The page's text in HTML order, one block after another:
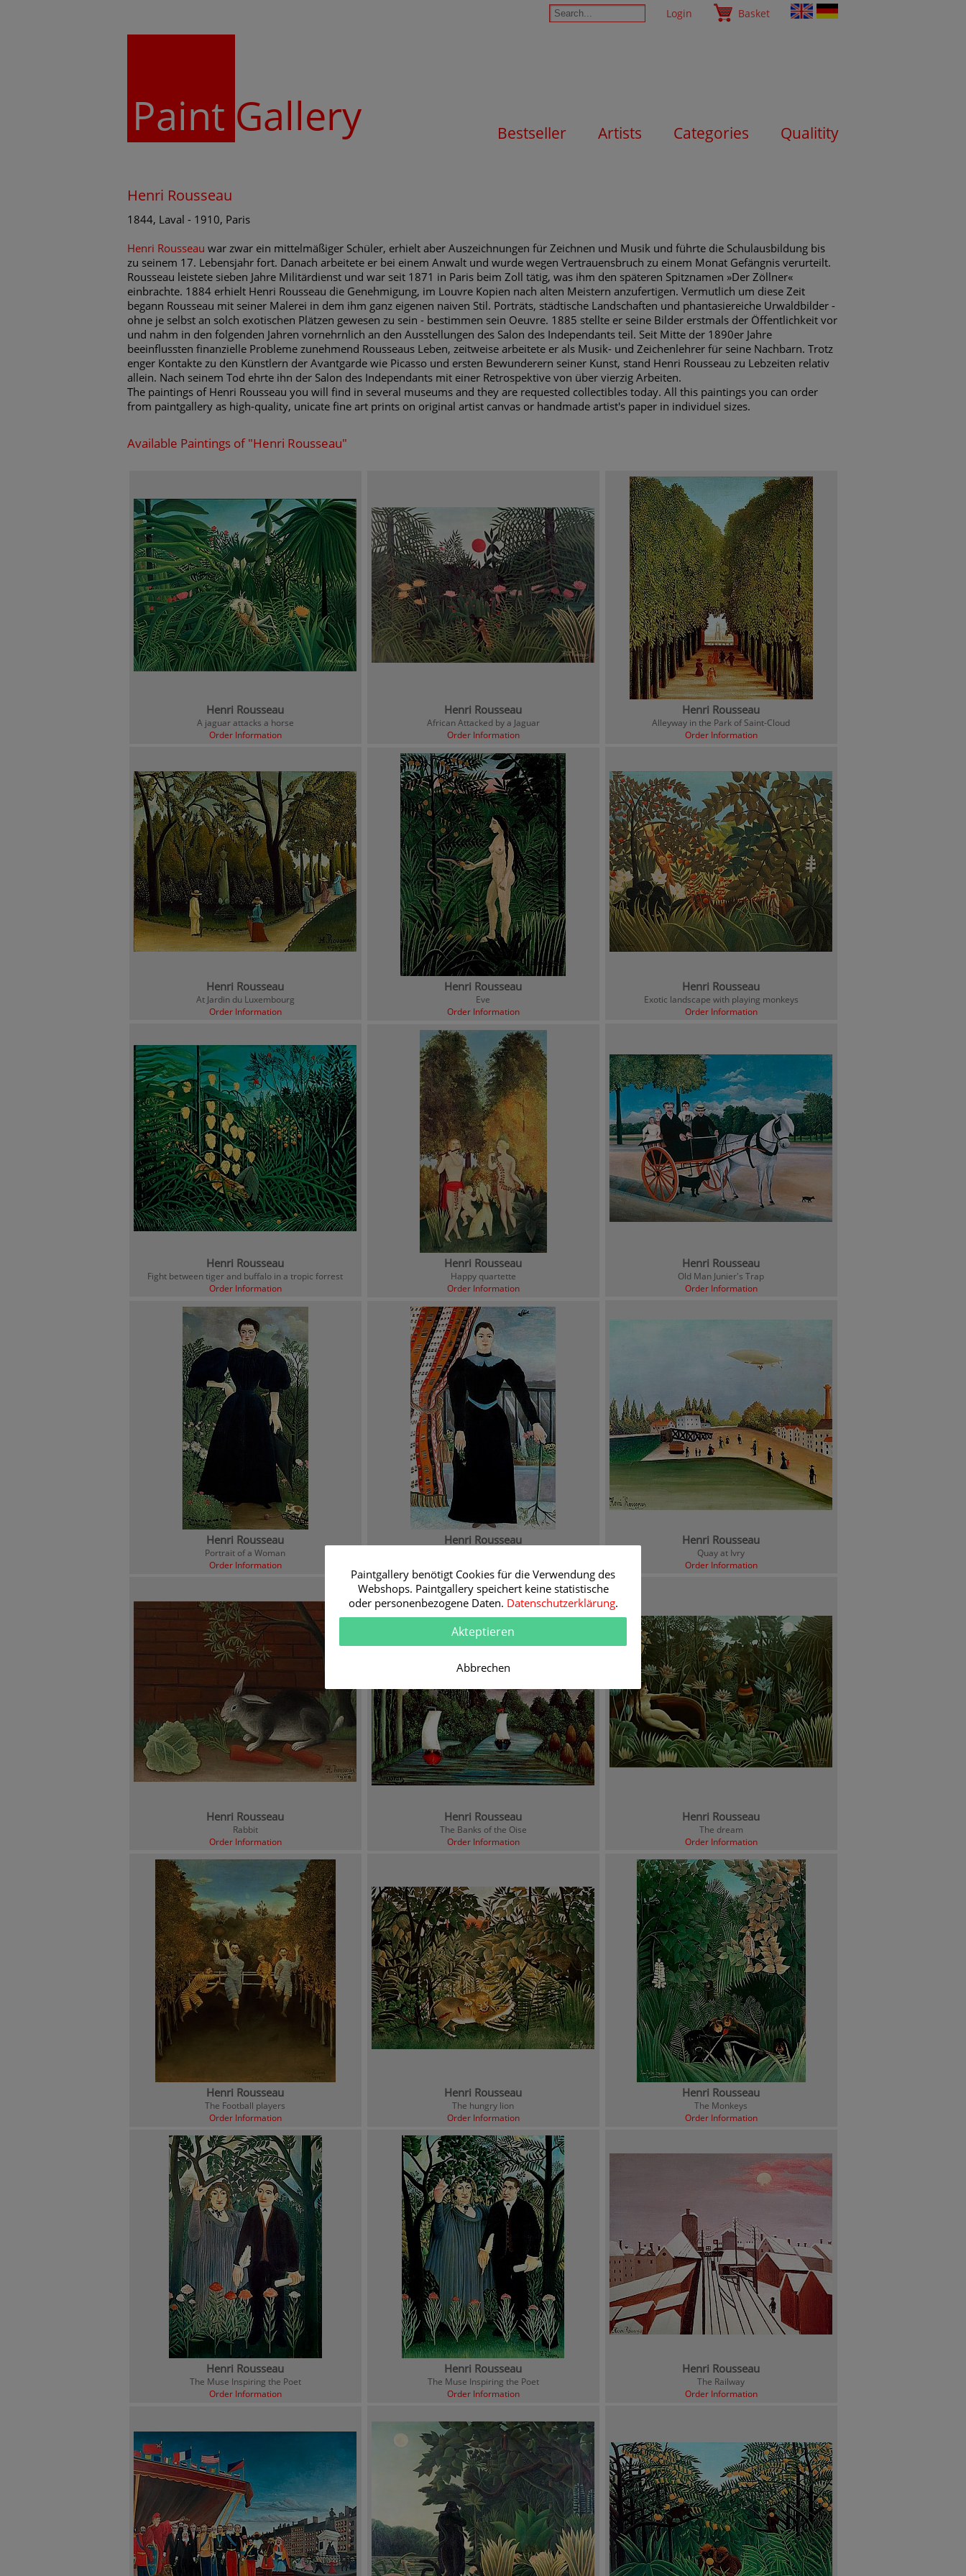
Login Basket
Paint Gallery Bestseller Artists Categories Qualitity
Henri Rousseau
1844, Laval - 1910, Paris
Henri Rousseau war zwar ein mittelmäßiger Schüler, erhielt aber Auszeichnungen für Zeichnen und Musik und führte die Schulausbildung bis
zu seinem 17. Lebensjahr fort. Danach arbeitete er bei einem Anwalt und wurde wegen Vertrauensbruch zu einem Monat Gefängnis verurteilt.
Rousseau leistete sieben Jahre Militärdienst und war seit 1871 in Paris beim Zoll tätig, was ihm den späteren Spitznamen »Der Zöllner«
einbrachte. 1884 erhielt Henri Rousseau die Genehmigung, im Louvre Kopien nach alten Meistern anzufertigen. Vermutlich um diese Zeit
begann Rousseau mit seiner Malerei in dem ihm ganz eigenen naiven Stil. Porträts, städtische Landschaften und phantasiereiche Urwaldbilder -
ohne je selbst an solch exotischen Plätzen gewesen zu sein - bestimmen sein Oeuvre. 1885 stellte er seine Bilder erstmals der Öffentlichkeit vor
und nahm in den folgenden Jahren vornehrnlich an den Ausstellungen des Salon des Independants teil. Seit Mitte der 1890er Jahre
beeinflussten finanzielle Probleme zunehmend Rousseaus Leben, zeitweise arbeitete er als Musik- und Zeichenlehrer für seine Nachbarn. Trotz
enger Kontakte zu den Künstlern der Avantgarde wie Picasso und ersten Bewunderern seiner Kunst, stand Henri Rousseau zu Lebzeiten relativ
allein. Nach seinem Tod ehrte ihn der Salon des Independants mit einer Retrospektive von über vierzig Arbeiten.
The paintings of Henri Rousseau you will find in several museums and they are requested collectibles today. All this paintings you can order
from paintgallery as high-quality, unicate fine art prints on original artist canvas or handmade artist's paper in individuel sizes.
Available Paintings of "Henri Rousseau"
Henri Rousseau
A jaguar attacks a horse
Order Information
Henri Rousseau
African Attacked by a Jaguar
Order Information
Henri Rousseau
Alleyway in the Park of Saint-Cloud
Order Information
Henri Rousseau
At Jardin du Luxembourg
Order Information
Henri Rousseau
Eve
Order Information
Henri Rousseau
Exotic landscape with playing monkeys
Order Information
Henri Rousseau
Fight between tiger and buffalo in a tropic forrest
Order Information
Henri Rousseau
Happy quartette
Order Information
Henri Rousseau
Old Man Junier's Trap
Order Information
Henri Rousseau
Portrait of a Woman
Order Information
Henri Rousseau Henri Rousseau
Quay at Ivry
Order Information
Henri Rousseau
Rabbit
Order Information
Henri Rousseau
The Banks of the Oise
Order Information
Henri Rousseau
The dream
Order Information
Henri Rousseau
The Football players
Order Information
Henri Rousseau
The hungry lion
Order Information
Henri Rousseau
The Monkeys
Order Information
Henri Rousseau
The Muse Inspiring the Poet
Order Information
Henri Rousseau
The Muse Inspiring the Poet
Order Information
Henri Rousseau
The Railway
Order Information
Paintgallery benötigt Cookies für die Verwendung des
Webshops. Paintgallery speichert keine statistische
oder personenbezogene Daten. Datenschutzerklärung.
Akteptieren
Abbrechen